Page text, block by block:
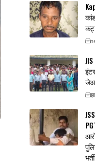
भर्ती